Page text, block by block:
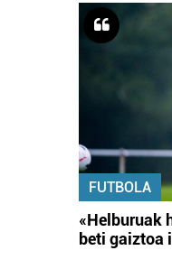
FUTBOLA
«Helburuak
beti gaiztoa